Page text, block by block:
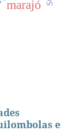
marajó
e